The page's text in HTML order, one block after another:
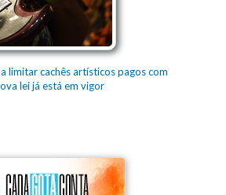
limitar cachês artísticos pagos com
lei já está em vigor